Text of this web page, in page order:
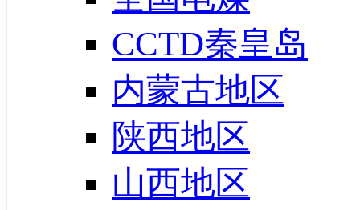
CCTD秦皇岛
内蒙古地区
陕西地区
山西地区